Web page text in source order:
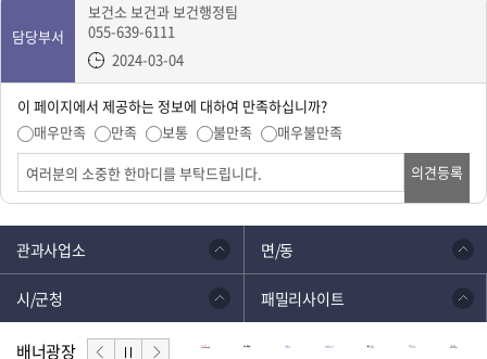
담당부서
보건소 보건과 보건행정팀
055-639-6111
2024-03-04
이 페이지에서 제공하는 정보에 대하여 만족하십니까?
매우만족
만족 보통 불만족
매우불만족
의견등록
관과사업소 면/동
시/군청 패밀리사이트
배너광장